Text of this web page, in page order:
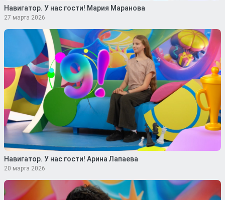
Навигатор. У нас гости! Мария Маранова
27 марта 2026
Навигатор. У нас гости! Арина Лапаева
20 марта 2026